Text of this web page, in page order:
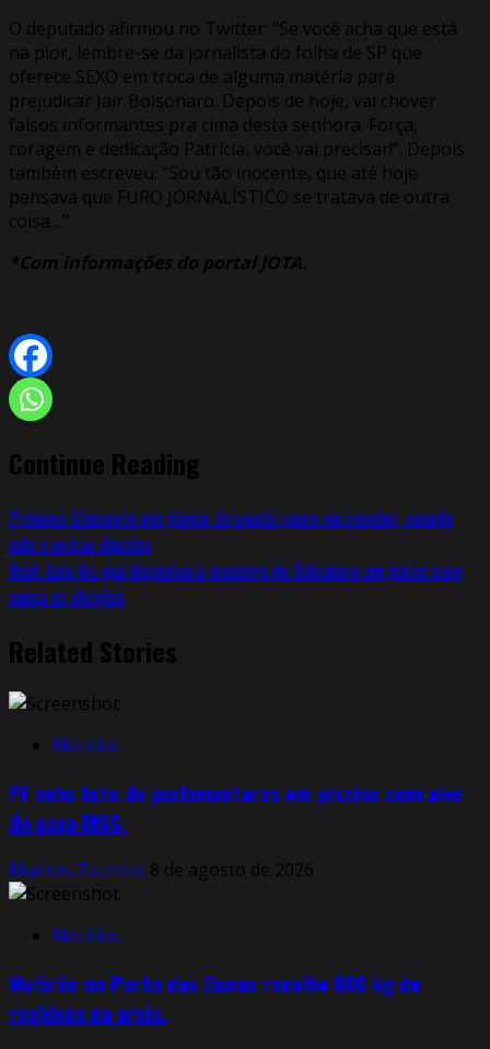
O deputado afirmou no Twitter: “Se você acha que está
na pior, lembre-se da jornalista do folha de SP que
oferece SEXO em troca de alguma matéria para
prejudicar Jair Bolsonaro. Depois de hoje, vai chover
falsos informantes pra cima desta senhora. Força,
coragem e dedicação Patrícia, você vai precisar!”. Depois
também escreveu: “Sou tão inocente, que até hoje
pensava que FURO JORNALÍSTICO se tratava de outra
coisa…”.
*Com informações do portal JOTA.
Continue Reading
Previous: Desconto nos planos de saúde: quem vai receber, quando
vale e outras dúvidas
Next: Lula diz que dispensará presença de Bolsonaro em posse caso
vença as eleições
Related Stories
Notícias
PF acha foto de parlamentares em piscina com alvo
do caso INSS.
Markos Zaurelio 8 de agosto de 2026
Notícias
Mutirão no Porto das Dunas recolhe 800 kg de
resíduos na areia.